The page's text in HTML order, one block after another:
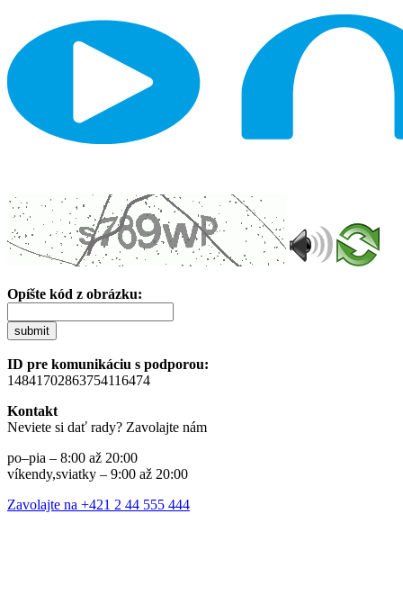
Opíšte kód z obrázku:
submit
ID pre komunikáciu s podporou:
14841702863754116474
Kontakt
Neviete si dať rady? Zavolajte nám
po–pia – 8:00 až 20:00
víkendy,sviatky – 9:00 až 20:00
Zavolajte na +421 2 44 555 444